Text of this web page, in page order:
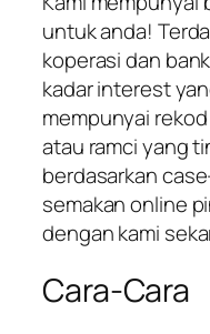
untuk anda!
koperasi dan
kadar interest
mempunyai
atau ramci yang
berdasarkan
semakan online
dengan kami
Cara-Cara